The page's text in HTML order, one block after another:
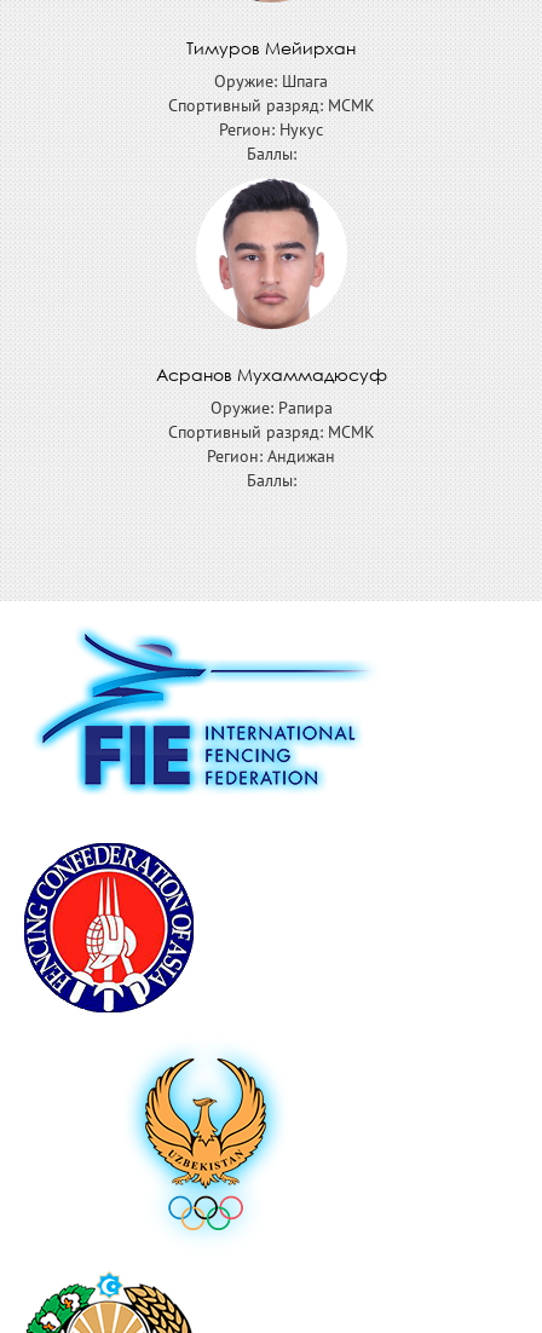
Тимуров Мейирхан
Оружие: Шпага
Спортивный разряд: МСМК
Регион: Нукус
Баллы:
Асранов Мухаммадюсуф
Оружие: Рапира
Спортивный разряд: МСМК
Регион: Андижан
Баллы: